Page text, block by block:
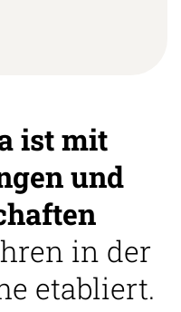
ist mit
und
in der
etabliert.